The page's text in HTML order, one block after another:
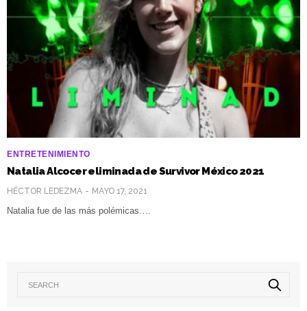
ENTRETENIMIENTO
Natalia Alcocer eliminada de Survivor México 2021
HÉCTOR LEDEZMA MAYO 17, 2021
Natalia fue de las más polémicas.…